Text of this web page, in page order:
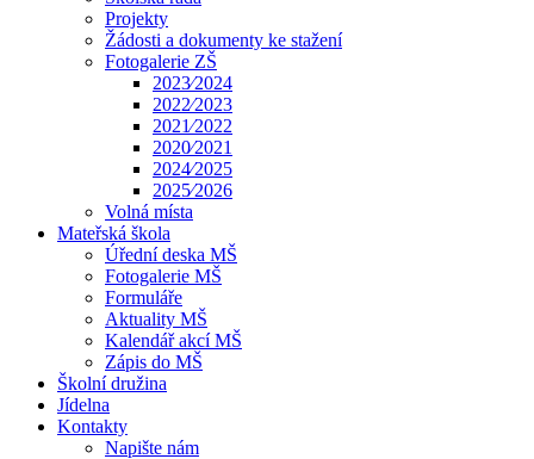
Projekty
Žádosti a dokumenty ke stažení
Fotogalerie ZŠ
2023⁄2024
2022⁄2023
2021⁄2022
2020⁄2021
2024⁄2025
2025⁄2026
Volná místa
Mateřská škola
Úřední deska MŠ
Fotogalerie MŠ
Formuláře
Aktuality MŠ
Kalendář akcí MŠ
Zápis do MŠ
Školní družina
Jídelna
Kontakty
Napište nám